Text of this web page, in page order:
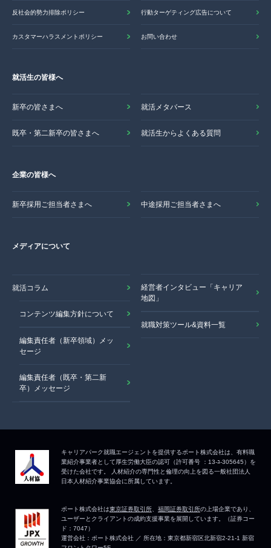
反社会的勢力排除ポリシー 行動ターゲティング広告について
カスタマーハラスメントポリシー お問い合わせ
就活生の皆様へ
新卒の皆さまへ 就活メタバース
既卒・第二新卒の皆さまへ 就活生からよくある質問
企業の皆様へ
新卒採用ご担当者さまへ 中途採用ご担当者さまへ
メディアについて
就活コラム
コンテンツ編集方針について
編集責任者（新卒領域）メッ
セージ
編集責任者（既卒・第二新
卒）メッセージ
経営者インタビュー「キャリア
地図」
就職対策ツール&資料一覧